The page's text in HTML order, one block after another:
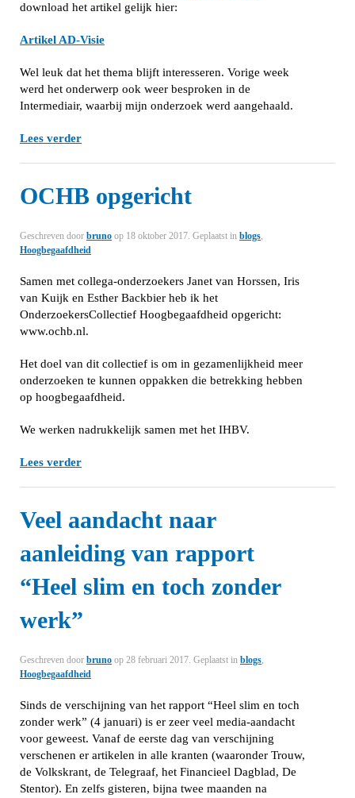
download het artikel gelijk hier:
Artikel AD-Visie
Wel leuk dat het thema blijft interesseren. Vorige week
werd het onderwerp ook weer besproken in de
Intermediair, waarbij mijn onderzoek werd aangehaald.
Lees verder
OCHB opgericht
Geschreven door bruno op 18 oktober 2017. Geplaatst in blogs,
Hoogbegaafdheid
Samen met collega-onderzoekers Janet van Horssen, Iris
van Kuijk en Esther Backbier heb ik het
OnderzoekersCollectief Hoogbegaafdheid opgericht:
www.ochb.nl.
Het doel van dit collectief is om in gezamenlijkheid meer
onderzoeken te kunnen oppakken die betrekking hebben
op hoogbegaafdheid.
We werken nadrukkelijk samen met het IHBV.
Lees verder
Veel aandacht naar
aanleiding van rapport
“Heel slim en toch zonder
werk”
Geschreven door bruno op 28 februari 2017. Geplaatst in blogs,
Hoogbegaafdheid
Sinds de verschijning van het rapport “Heel slim en toch
zonder werk” (4 januari) is er zeer veel media-aandacht
voor geweest. Vanaf de eerste dag van verschijning
verschenen er artikelen in alle kranten (waaronder Trouw,
de Volkskrant, de Telegraaf, het Financieel Dagblad, De
Stentor). En zelfs gisteren, bijna twee maanden na